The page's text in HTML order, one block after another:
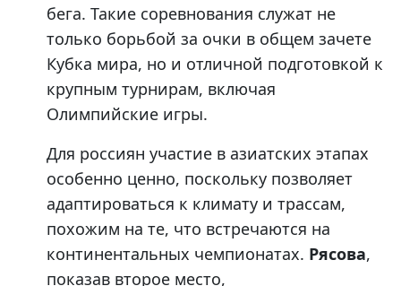
бега. Такие соревнования служат не
только борьбой за очки в общем зачете
Кубка мира, но и отличной подготовкой к
крупным турнирам, включая
Олимпийские игры.
Для россиян участие в азиатских этапах
особенно ценно, поскольку позволяет
адаптироваться к климату и трассам,
похожим на те, что встречаются на
континентальных чемпионатах. Рясова,
показав второе место,